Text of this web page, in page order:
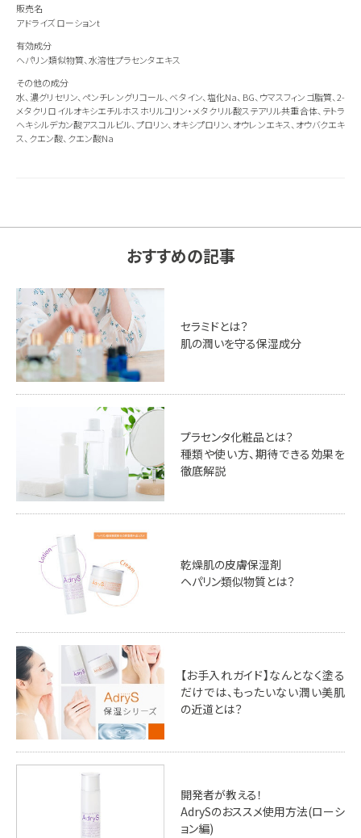
販売名
アドライズ ローションt
有効成分
ヘパリン類似物質、水溶性プラセンタエキス
その他の成分
水、濃グリセリン、ペンチレングリコール、ベタイン、塩化Na、BG、ウマスフィンゴ脂質、2-
メタクリロイルオキシエチルホスホリルコリン・メタクリル酸ステアリル共重合体、テトラ
ヘキシルデカン酸アスコルビル、プロリン、オキシプロリン、オウレンエキス、オウバクエキ
ス、クエン酸、クエン酸Na
おすすめの記事
セラミドとは？
肌の潤いを守る保湿成分
プラセンタ化粧品とは？
種類や使い方、期待できる効果を
徹底解説
乾燥肌の皮膚保湿剤
ヘパリン類似物質とは？
【お手入れガイド】なんとなく塗る
だけでは、もったいない潤い美肌
の近道とは？
開発者が教える！
AdrySのおススメ使用方法(ローシ
ョン編)